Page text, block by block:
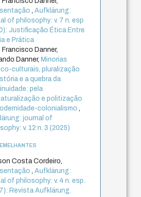
,Aufklärung:
of philosophy: v. 7 n. esp
Justificação Ética Entre
e Prática
Francisco Danner,
Danner, Minorias
culturais, pluralização
e a quebra da
pela
e politização
colonialismo,
journal of
v. 12 n. 3 (2025)
Costa Cordeiro,
,Aufklärung:
of philosophy: v. 4 n. esp.
Revista Aufklärung.